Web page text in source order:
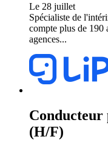
Le 28 juillet
Spécialiste de
compte plus de 190
agences...
(H/F)